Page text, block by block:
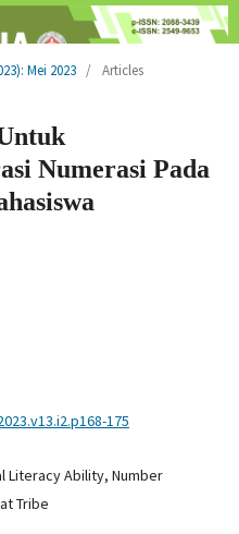
Mei 2023 / Articles
Numerasi Pada
175
Literacy Ability, Number
Tribe